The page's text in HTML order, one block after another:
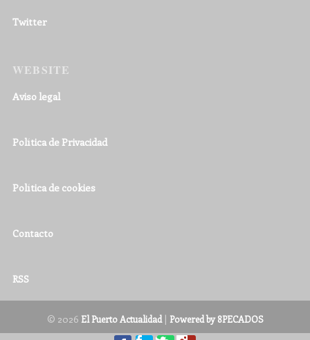
Twitter
WEBSITE
Aviso legal
Política de Privacidad
Política de cookies
Contacto
RSS
© 2026 El Puerto Actualidad| Powered by 8PECADOS